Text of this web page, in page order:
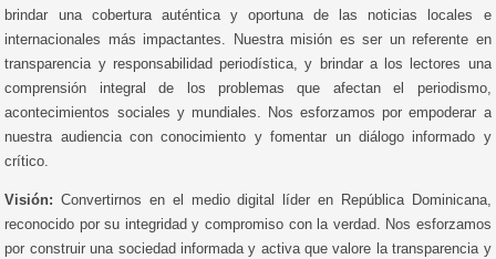
brindar una cobertura auténtica y oportuna de las noticias locales e
internacionales más impactantes. Nuestra misión es ser un referente en
transparencia y responsabilidad periodística, y brindar a los lectores una
comprensión integral de los problemas que afectan el periodismo,
acontecimientos sociales y mundiales. Nos esforzamos por empoderar a
nuestra audiencia con conocimiento y fomentar un diálogo informado y
crítico.
Visión: Convertirnos en el medio digital líder en República Dominicana,
reconocido por su integridad y compromiso con la verdad. Nos esforzamos
por construir una sociedad informada y activa que valore la transparencia y